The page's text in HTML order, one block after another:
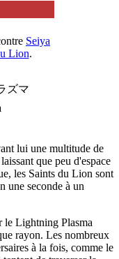
Seiya
Lion.
ズマ
lui une multitude de
que peu d'espace
les Saints du Lion sont
une seconde à un
le Lightning Plasma
rayon. Les nombreux
à la fois, comme le